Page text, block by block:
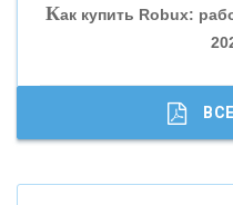
«ГАЗПРОМБАНК»
«МОСКОВСКИЙ
Как купить Robux: